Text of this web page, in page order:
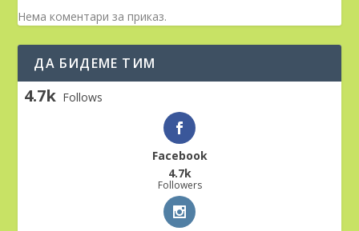
Нема коментари за приказ.
ДА БИДЕМЕ ТИМ
4.7k Follows
Facebook
4.7k
Followers